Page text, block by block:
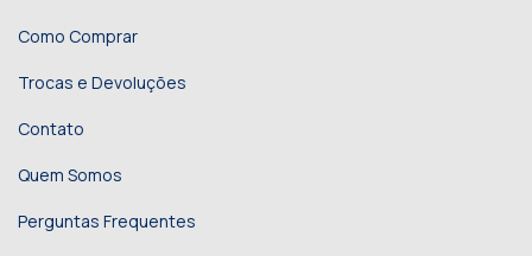
Como Comprar
Trocas e Devoluções
Contato
Quem Somos
Perguntas Frequentes